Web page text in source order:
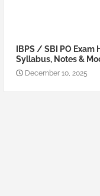
IBPS / SBI PO
Syllabus, Notes &
December 10, 2025